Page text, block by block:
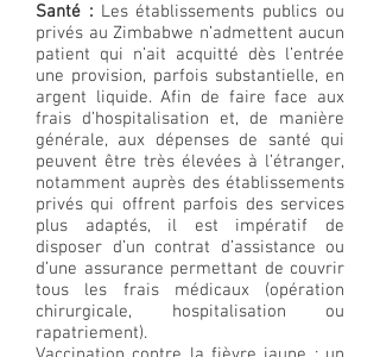
Santé : Les établissements publics ou
privés au Zimbabwe n’admettent aucun
patient qui n’ait acquitté dès l’entrée
une provision, parfois substantielle, en
argent liquide. Afin de faire face aux
frais d’hospitalisation et, de manière
générale, aux dépenses de santé qui
peuvent être très élevées à l’étranger,
notamment auprès des établissements
privés qui offrent parfois des services
plus adaptés, il est impératif de
disposer d’un contrat d’assistance ou
d’une assurance permettant de couvrir
tous les frais médicaux (opération
chirurgicale, hospitalisation ou
rapatriement).